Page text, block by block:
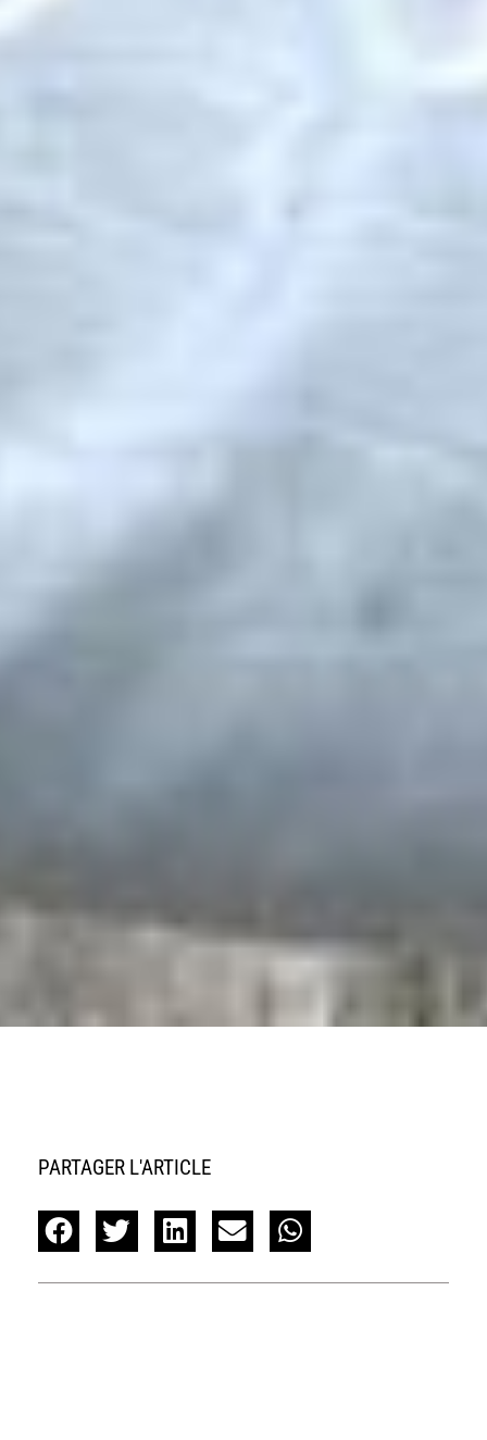
PARTAGER L'ARTICLE